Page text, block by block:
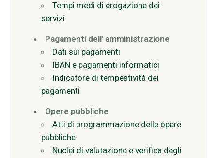
Tempi medi di erogazione dei
servizi
Pagamenti dell' amministrazione
Dati sui pagamenti
IBAN e pagamenti informatici
Indicatore di tempestività dei
pagamenti
Opere pubbliche
Atti di programmazione delle opere
pubbliche
Nuclei di valutazione e verifica degli